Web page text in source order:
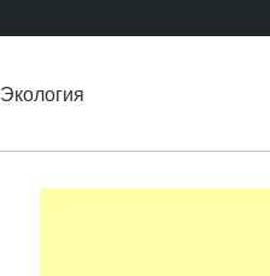
Экология